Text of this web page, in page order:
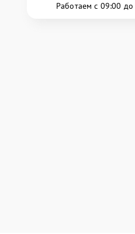
Работаем с 09:00